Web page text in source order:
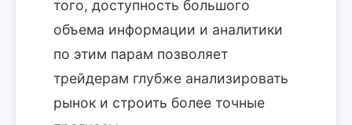
того, доступность большого
объема информации и аналитики
по этим парам позволяет
трейдерам глубже анализировать
рынок и строить более точные